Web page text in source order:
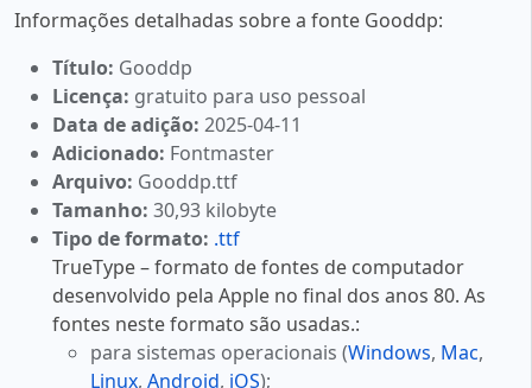
Informações detalhadas sobre a fonte Gooddp:
Título: Gooddp
Licença: gratuito para uso pessoal
Data de adição: 2025-04-11
Adicionado: Fontmaster
Arquivo: Gooddp.ttf
Tamanho: 30,93 kilobyte
Tipo de formato: .ttf
TrueType – formato de fontes de computador
desenvolvido pela Apple no final dos anos 80. As
fontes neste formato são usadas.:
para sistemas operacionais (Windows, Mac,
Linux, Android, iOS);